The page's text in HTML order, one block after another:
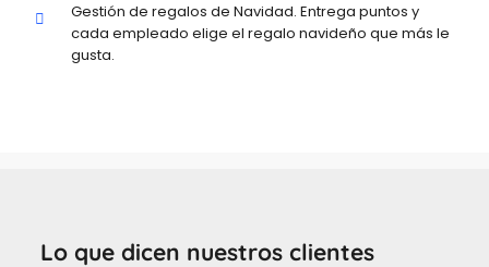
Gestión de regalos de Navidad. Entrega puntos y
cada empleado elige el regalo navideño que más le
gusta.
Lo que dicen nuestros clientes